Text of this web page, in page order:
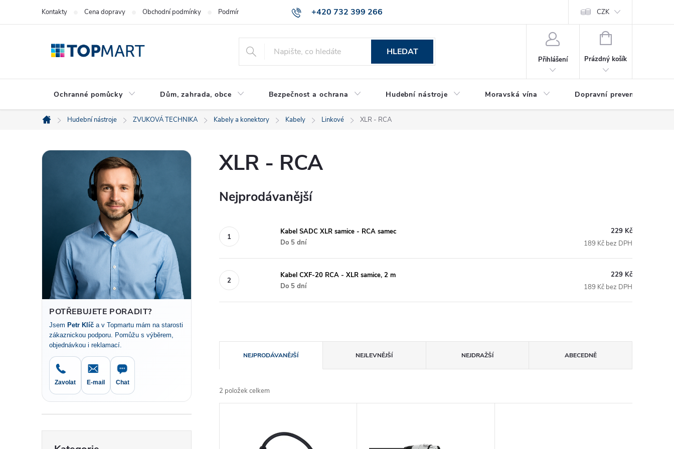
+420 732 399 266
Kontakty Cena dopravy Obchodní podmínky Podmínky ochrany osobních údajů Reklamace zboží CZK
HLEDAT
Přihlášení
NÁKUPNÍ
Prázdný košík
Ochranné pomůcky Dům, zahrada, obce Bezpečnost a ochrana Hudební nástroje Moravská vína Dopravní prevence
Domů
Hudební nástroje ZVUKOVÁ TECHNIKA Kabely a konektory Kabely Linkové XLR - RCA
P
a
n
n
p
a
n
POTŘEBUJETE PORADIT?
Jsem Petr Klíč a v Topmartu mám na starosti
zákaznickou podporu. Pomůžu s výběrem,
objednávkou i reklamací.
Zavolat E-mail Chat
XLR - RCA
Nejprodávanější
Kabel SADC XLR samice - RCA samec
Do 5 dní
229 Kč
189 Kč bez DPH
Kabel CXF-20 RCA - XLR samice, 2 m
Do 5 dní
229 Kč
189 Kč bez DPH
a
z
NEJPRODÁVANĚJŠÍ NEJLEVNĚJŠÍ NEJDRAŽŠÍ ABECEDNĚ
2 položek celkem